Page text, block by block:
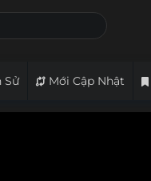
Sử Mới Cập Nhật